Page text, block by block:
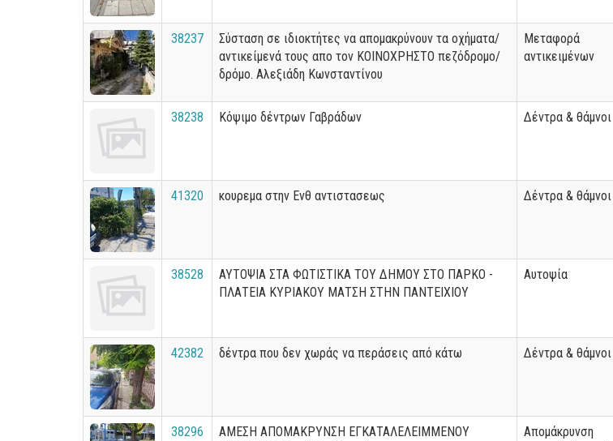
38237
Σύσταση σε ιδιοκτήτες να απομακρύνουν τα οχήματα/
αντικείμενά τους απο τον ΚΟΙΝΟΧΡΗΣΤΟ πεζόδρομο/
δρόμο. Αλεξιάδη Κωνσταντίνου
Μεταφορά
αντικειμένων
38238 Κόψιμο δέντρων Γαβράδων Δέντρα & θάμνοι
41320 κουρεμα στην Ενθ αντιστασεως Δέντρα & θάμνοι
38528
ΑΥΤΟΨΙΑ ΣΤΑ ΦΩΤΙΣΤΙΚΑ ΤΟΥ ΔΗΜΟΥ ΣΤΟ ΠΑΡΚΟ -
ΠΛΑΤΕΙΑ ΚΥΡΙΑΚΟΥ ΜΑΤΣΗ ΣΤΗΝ ΠΑΝΤΕΙΧΙΟΥ
Αυτοψία
42382 δέντρα που δεν χωράς να περάσεις από κάτω Δέντρα & θάμνοι
38296
ΑΜΕΣΗ ΑΠΟΜΑΚΡΥΝΣΗ ΕΓΚΑΤΑΛΕΛΕΙΜΜΕΝΟΥ
Απομάκρυνση